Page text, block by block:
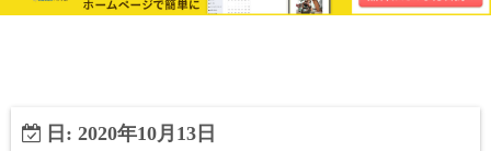
日: 2020年10月13日